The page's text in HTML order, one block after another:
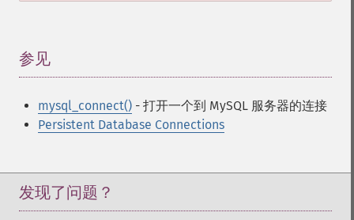
参见
mysql_connect() - 打开一个到 MySQL 服务器的连接
Persistent Database Connections
发现了问题？